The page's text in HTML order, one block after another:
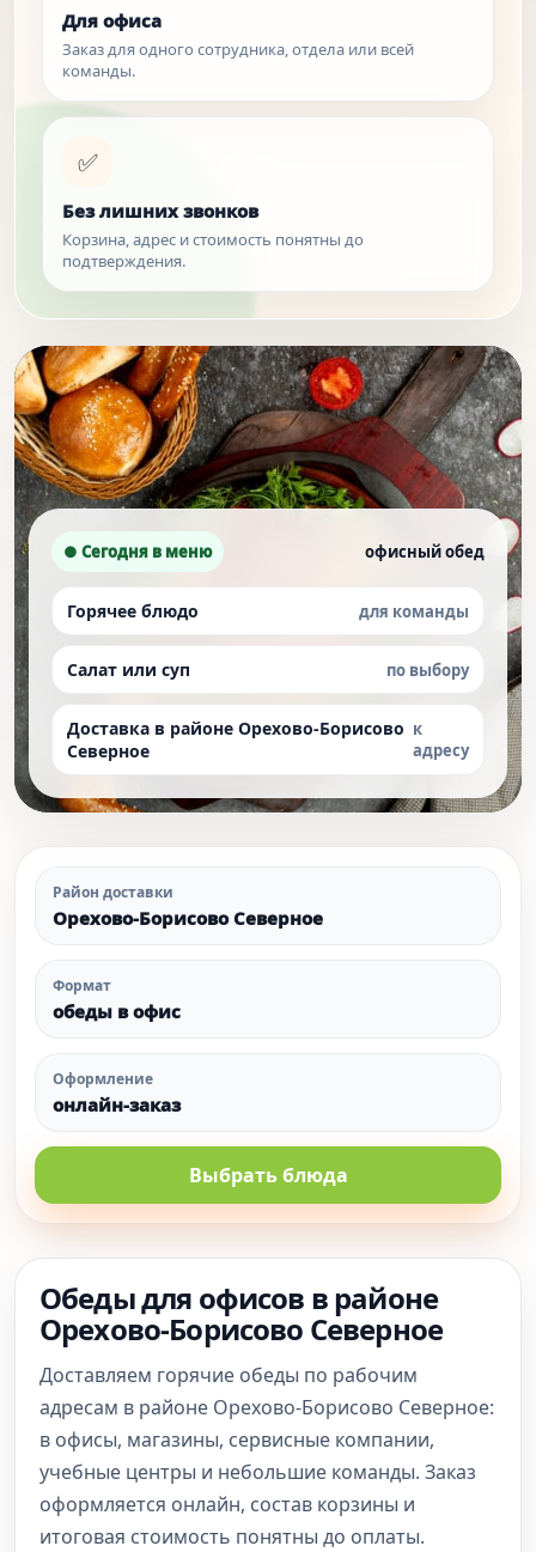
Для офиса
Заказ для одного сотрудника, отдела или всей
команды.
✅
Без лишних звонков
Корзина, адрес и стоимость понятны до
подтверждения.
● Сегодня в меню офисный обед
Горячее блюдо для команды
Салат или суп по выбору
Доставка в районе Орехово-Борисово
Северное
к
адресу
Район доставки
Орехово-Борисово Северное
Формат
обеды в офис
Оформление
онлайн-заказ
Выбрать блюда
Обеды для офисов в районе
Орехово-Борисово Северное
Доставляем горячие обеды по рабочим
адресам в районе Орехово-Борисово Северное:
в офисы, магазины, сервисные компании,
учебные центры и небольшие команды. Заказ
оформляется онлайн, состав корзины и
итоговая стоимость понятны до оплаты.